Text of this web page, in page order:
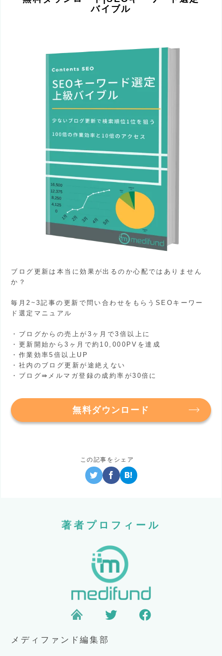
バイブル
ブログ更新は本当に効果が出るのか心配ではありません
か？
毎月2~3記事の更新で問い合わせをもらうSEOキーワー
ド選定マニュアル
・ブログからの売上が3ヶ月で3倍以上に
・更新開始から3ヶ月で約10,000PVを達成
・作業効率5倍以上UP
・社内のブログ更新が途絶えない
・ブログ⇛メルマガ登録の成約率が30倍に
無料ダウンロード
この記事をシェア
著者プロフィール
メディファンド編集部